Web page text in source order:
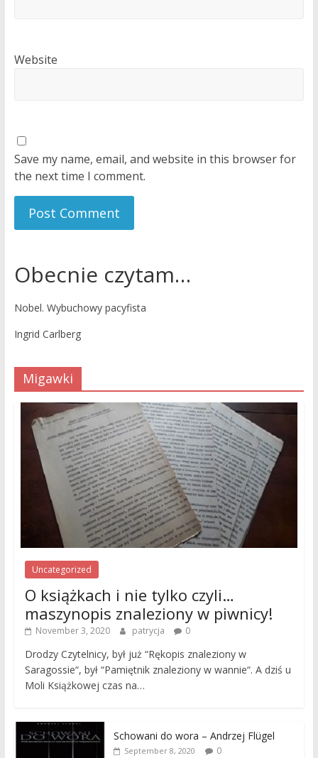
Website
Save my name, email, and website in this browser for
the next time I comment.
Obecnie czytam…
Nobel. Wybuchowy pacyfista
Ingrid Carlberg
Migawki
Uncategorized
O książkach i nie tylko czyli…
maszynopis znaleziony w piwnicy!
November 3, 2020 patrycja 0
Drodzy Czytelnicy, był już “Rękopis znaleziony w
Saragossie“, był “Pamiętnik znaleziony w wannie“. A dziś u
Moli Książkowej czas na…
Schowani do wora – Andrzej Flügel
September 8, 2020 0